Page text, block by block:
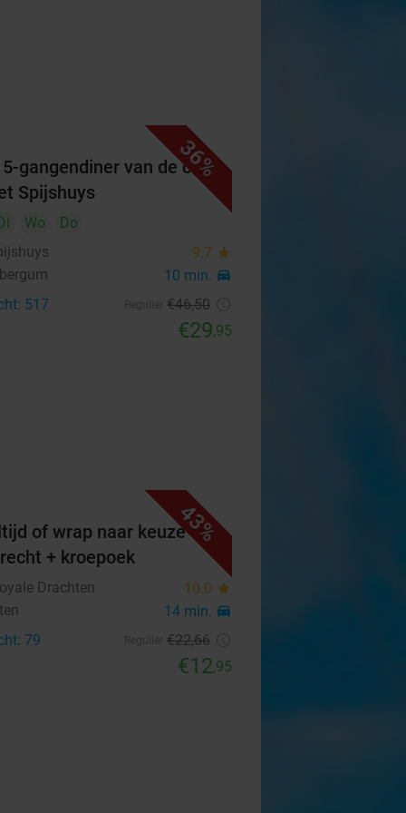
36%
gangendiner van de chef
Spijshuys
Wo
Do
9.7 star
10 min. directions_car
517 €46,50
€29,95
43%
of wrap naar keuze +
+ kroepoek
Drachten 10.0 star
14 min. directions_car
79 €22,66
€12,95